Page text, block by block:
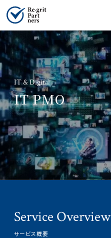
IT & Digital
IT PMO
Service Overview
サービス概要